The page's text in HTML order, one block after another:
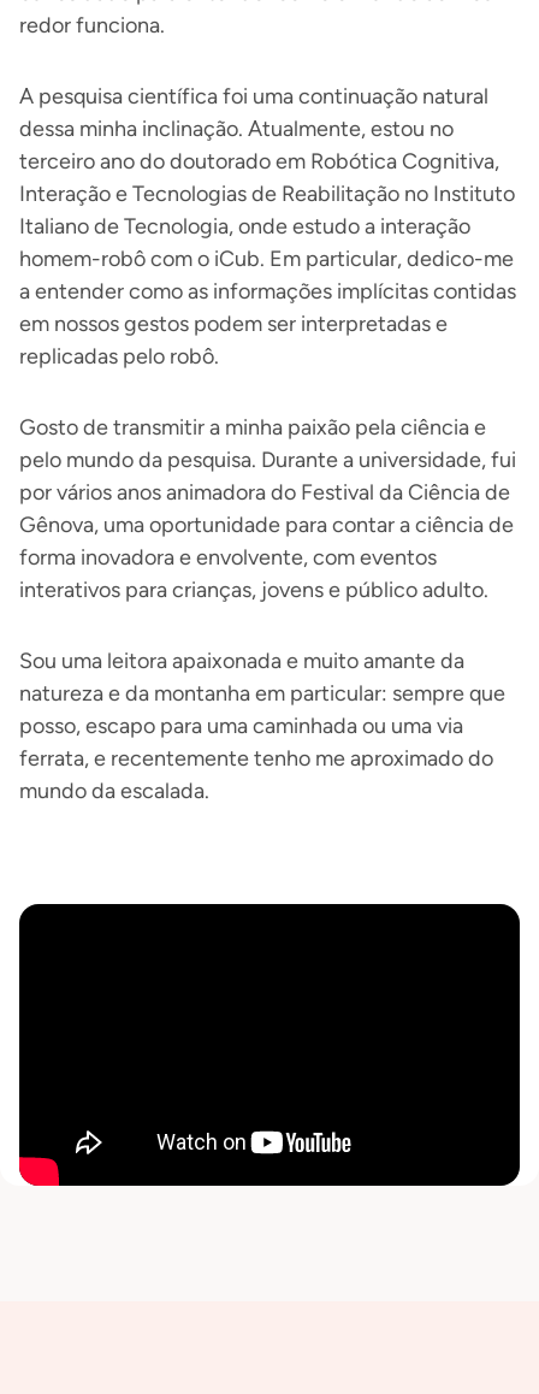
redor funciona.
A pesquisa científica foi uma continuação natural
dessa minha inclinação. Atualmente, estou no
terceiro ano do doutorado em Robótica Cognitiva,
Interação e Tecnologias de Reabilitação no Instituto
Italiano de Tecnologia, onde estudo a interação
homem-robô com o iCub. Em particular, dedico-me
a entender como as informações implícitas contidas
em nossos gestos podem ser interpretadas e
replicadas pelo robô.
Gosto de transmitir a minha paixão pela ciência e
pelo mundo da pesquisa. Durante a universidade, fui
por vários anos animadora do Festival da Ciência de
Gênova, uma oportunidade para contar a ciência de
forma inovadora e envolvente, com eventos
interativos para crianças, jovens e público adulto.
Sou uma leitora apaixonada e muito amante da
natureza e da montanha em particular: sempre que
posso, escapo para uma caminhada ou uma via
ferrata, e recentemente tenho me aproximado do
mundo da escalada.